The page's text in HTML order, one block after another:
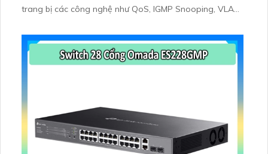
trang bị các công nghệ như QoS, IGMP Snooping, VLAN,
giúp tối ưu hiệu suất mạng